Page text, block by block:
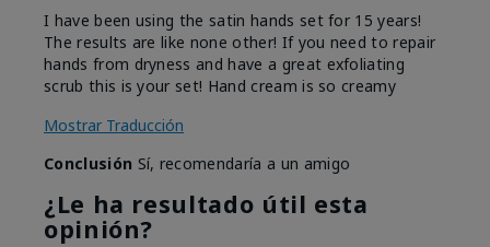
I have been using the satin hands set for 15 years!
The results are like none other! If you need to repair
hands from dryness and have a great exfoliating
scrub this is your set! Hand cream is so creamy
Mostrar Traducción
Conclusión Sí, recomendaría a un amigo
¿Le ha resultado útil esta
opinión?